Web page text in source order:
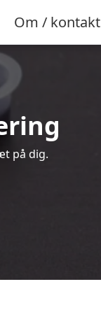
Om / kontakt
på dig.